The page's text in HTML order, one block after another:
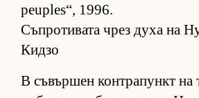
peuples“, 1996.
Съпротивата чрез духа на
Кидзо
В съ­вър­шен кон­т­ра­пункт на